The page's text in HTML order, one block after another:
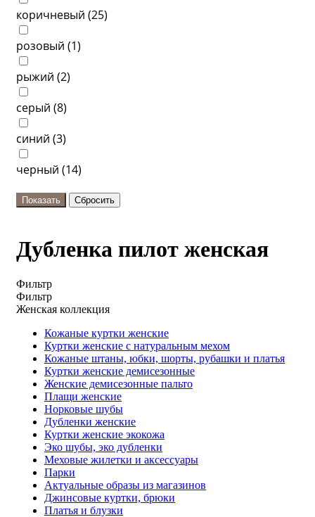
коричневый (25)
розовый (1)
рыжий (2)
серый (8)
синий (3)
черный (14)
Дубленка пилот женская
Фильтр
Фильтр
Женская коллекция
Кожаные куртки женские
Куртки женские с натуральным мехом
Кожаные штаны, юбки, шорты, рубашки и платья
Куртки женские демисезонные
Женские демисезонные пальто
Плащи женские
Норковые шубы
Дубленки женские
Куртки женские экокожа
Эко шубы, эко дубленки
Меховые жилетки и аксессуары
Парки
Актуальные образы из магазинов
Джинсовые куртки, брюки
Платья и блузки